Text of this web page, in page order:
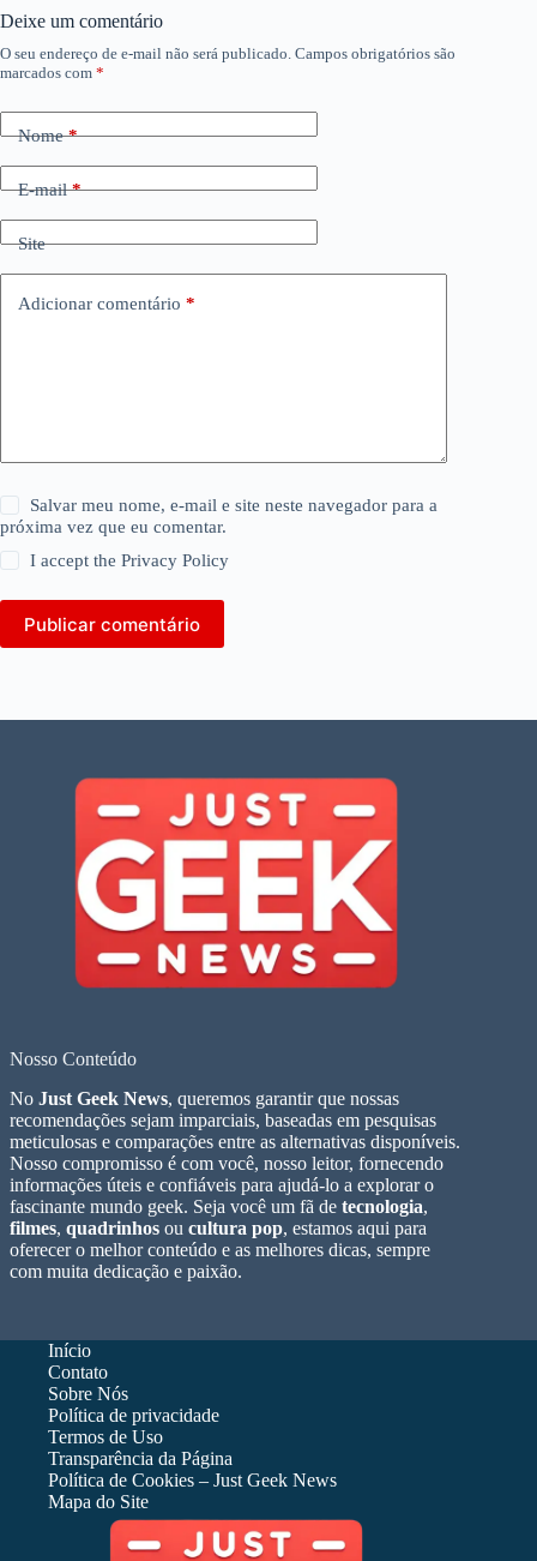
Deixe um comentário
O seu endereço de e-mail não será publicado. Campos obrigatórios são
marcados com *
Nome*
E-mail*
Site
Adicionar comentário *
Salvar meu nome, e-mail e site neste navegador para a
próxima vez que eu comentar.
I accept thePrivacy Policy
Publicar comentário
Nosso Conteúdo
No Just Geek News, queremos garantir que nossas
recomendações sejam imparciais, baseadas em pesquisas
meticulosas e comparações entre as alternativas disponíveis.
Nosso compromisso é com você, nosso leitor, fornecendo
informações úteis e confiáveis para ajudá-lo a explorar o
fascinante mundo geek. Seja você um fã de tecnologia,
filmes, quadrinhos ou cultura pop, estamos aqui para
oferecer o melhor conteúdo e as melhores dicas, sempre
com muita dedicação e paixão.
Início
Contato
Sobre Nós
Política de privacidade
Termos de Uso
Transparência da Página
Política de Cookies – Just Geek News
Mapa do Site